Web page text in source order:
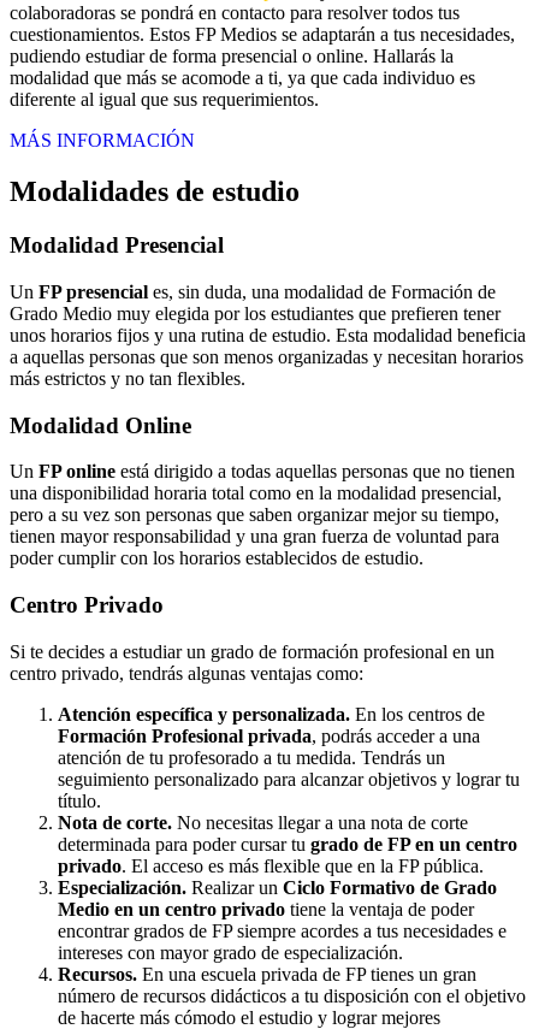
colaboradoras se pondrá en contacto para resolver todos tus
cuestionamientos. Estos FP Medios se adaptarán a tus necesidades,
pudiendo estudiar de forma presencial o online. Hallarás la
modalidad que más se acomode a ti, ya que cada individuo es
diferente al igual que sus requerimientos.
MÁS INFORMACIÓN
Modalidades de estudio
Modalidad Presencial
Un FP presencial es, sin duda, una modalidad de Formación de
Grado Medio muy elegida por los estudiantes que prefieren tener
unos horarios fijos y una rutina de estudio. Esta modalidad beneficia
a aquellas personas que son menos organizadas y necesitan horarios
más estrictos y no tan flexibles.
Modalidad Online
Un FP online está dirigido a todas aquellas personas que no tienen
una disponibilidad horaria total como en la modalidad presencial,
pero a su vez son personas que saben organizar mejor su tiempo,
tienen mayor responsabilidad y una gran fuerza de voluntad para
poder cumplir con los horarios establecidos de estudio.
Centro Privado
Si te decides a estudiar un grado de formación profesional en un
centro privado, tendrás algunas ventajas como:
Atención específica y personalizada. En los centros de
Formación Profesional privada, podrás acceder a una
atención de tu profesorado a tu medida. Tendrás un
seguimiento personalizado para alcanzar objetivos y lograr tu
título.
Nota de corte. No necesitas llegar a una nota de corte
determinada para poder cursar tu grado de FP en un centro
privado. El acceso es más flexible que en la FP pública.
Especialización. Realizar un Ciclo Formativo de Grado
Medio en un centro privado tiene la ventaja de poder
encontrar grados de FP siempre acordes a tus necesidades e
intereses con mayor grado de especialización.
Recursos. En una escuela privada de FP tienes un gran
número de recursos didácticos a tu disposición con el objetivo
de hacerte más cómodo el estudio y lograr mejores